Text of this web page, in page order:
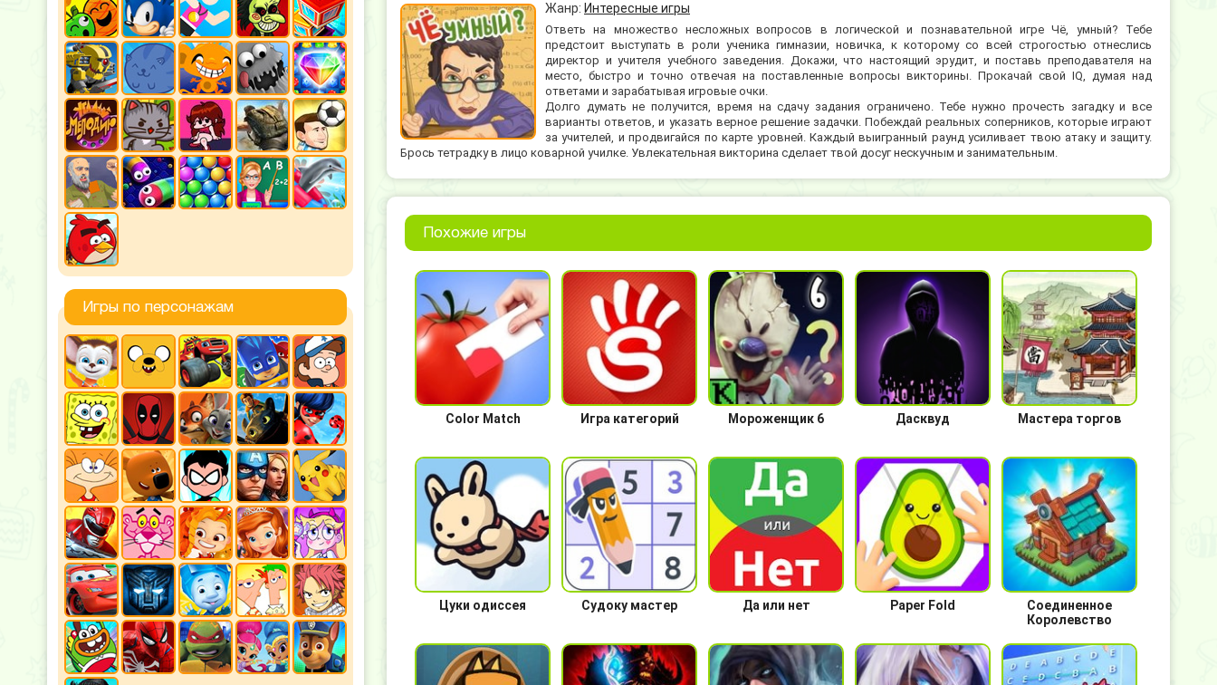
Игры по персонажам
Жанр: Интересные игры
Ответь на множество несложных вопросов в логической и познавательной игре Чё, умный? Тебе
предстоит выступать в роли ученика гимназии, новичка, к которому со всей строгостью отнеслись
директор и учителя учебного заведения. Докажи, что настоящий эрудит, и поставь преподавателя на
место, быстро и точно отвечая на поставленные вопросы викторины. Прокачай свой IQ, думая над
ответами и зарабатывая игровые очки.
Долго думать не получится, время на сдачу задания ограничено. Тебе нужно прочесть загадку и все
варианты ответов, и указать верное решение задачки. Побеждай реальных соперников, которые играют
за учителей, и продвигайся по карте уровней. Каждый выигранный раунд усиливает твою атаку и защиту.
Брось тетрадку в лицо коварной училке. Увлекательная викторина сделает твой досуг нескучным и занимательным.
Похожие игры
Color Match Игра категорий Мороженщик 6 Дасквуд Мастера торгов
Цуки одиссея Судоку мастер Да или нет Paper Fold
Соединенное
Королевство